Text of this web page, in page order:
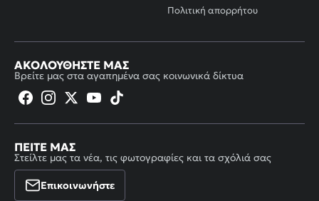
Πολιτική απορρήτου
ΑΚΟΛΟΥΘΉΣΤΕ ΜΑΣ
Βρείτε μας στα αγαπημένα σας κοινωνικά δίκτυα
ΠΕΊΤΕ ΜΑΣ
Στείλτε μας τα νέα, τις φωτογραφίες και τα σχόλιά σας
Επικοινωνήστε